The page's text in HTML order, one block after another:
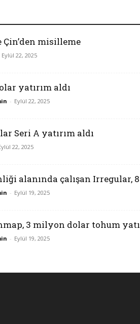
misilleme
Eylül 22, 2025
yatırım aldı
- Eylül 22, 2025
Seri A yatırım aldı
22, 2025
alanında çalışan Irregular,
- Eylül 19, 2025
3 milyon dolar tohum
- Eylül 19, 2025